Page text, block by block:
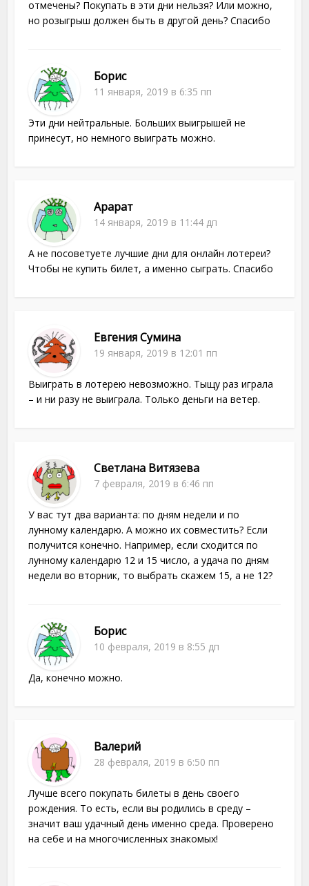
отмечены? Покупать в эти дни нельзя? Или можно,
но розыгрыш должен быть в другой день? Спасибо
Борис
11 января, 2019 в 6:35 пп
Эти дни нейтральные. Больших выигрышей не
принесут, но немного выиграть можно.
Арарат
14 января, 2019 в 11:44 дп
А не посоветуете лучшие дни для онлайн лотереи?
Чтобы не купить билет, а именно сыграть. Спасибо
Евгения Сумина
19 января, 2019 в 12:01 пп
Выиграть в лотерею невозможно. Тыщу раз играла
– и ни разу не выиграла. Только деньги на ветер.
Светлана Витязева
7 февраля, 2019 в 6:46 пп
У вас тут два варианта: по дням недели и по
лунному календарю. А можно их совместить? Если
получится конечно. Например, если сходится по
лунному календарю 12 и 15 число, а удача по дням
недели во вторник, то выбрать скажем 15, а не 12?
Борис
10 февраля, 2019 в 8:55 дп
Да, конечно можно.
Валерий
28 февраля, 2019 в 6:50 пп
Лучше всего покупать билеты в день своего
рождения. То есть, если вы родились в среду –
значит ваш удачный день именно среда. Проверено
на себе и на многочисленных знакомых!